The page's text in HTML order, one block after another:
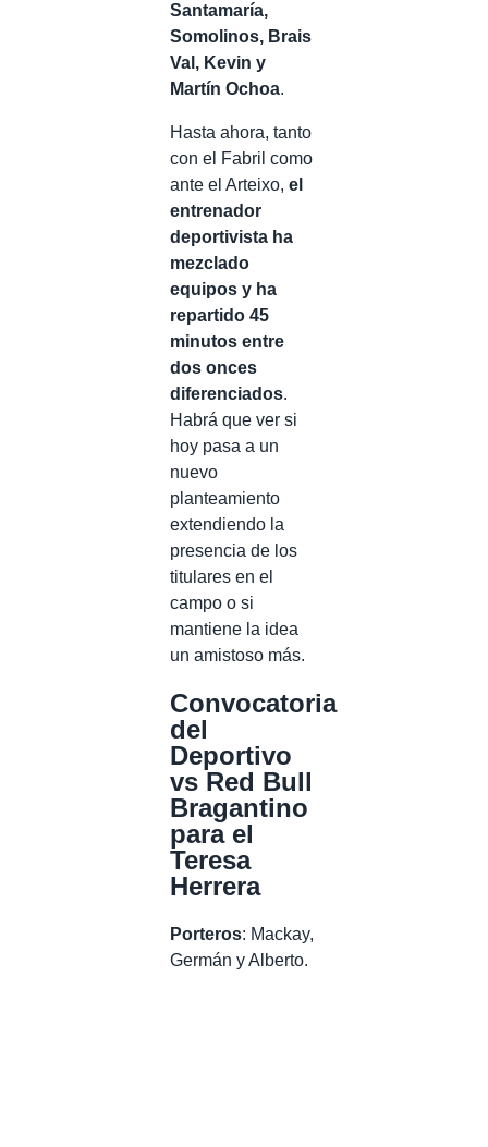
Santamaría,
Somolinos, Brais
Val, Kevin y
Martín Ochoa.
Hasta ahora, tanto
con el Fabril como
ante el Arteixo, el
entrenador
deportivista ha
mezclado
equipos y ha
repartido 45
minutos entre
dos onces
diferenciados.
Habrá que ver si
hoy pasa a un
nuevo
planteamiento
extendiendo la
presencia de los
titulares en el
campo o si
mantiene la idea
un amistoso más.
Convocatoria
del
Deportivo
vs Red Bull
Bragantino
para el
Teresa
Herrera
Porteros: Mackay,
Germán y Alberto.